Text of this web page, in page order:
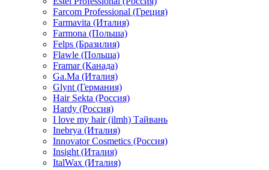
Farcom Professional (Греция)
Farmavita (Италия)
Farmona (Польша)
Felps (Бразилия)
Flawle (Польша)
Framar (Канада)
Ga.Ma (Италия)
Glynt (Германия)
Hair Sekta (Россия)
Hardy (Россия)
I love my hair (ilmh) Тайвань
Inebrya (Италия)
Innovator Cosmetics (Россия)
Insight (Италия)
ItalWax (Италия)